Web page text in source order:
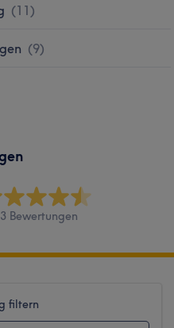
(11)
(9)
Bewertungen
filtern